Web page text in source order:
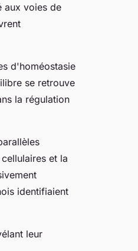
aux voies de
d'homéostasie
se retrouve
la régulation
et la
identifiaient
leur